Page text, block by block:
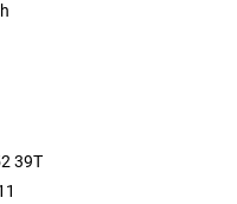
39T